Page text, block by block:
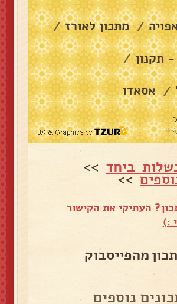
/ מתכון לאורז /
תקנון /
/ אסאדו
ביחד >>
>>
העתיקי את הקישור
:)
מהפייסבוק
נוספים